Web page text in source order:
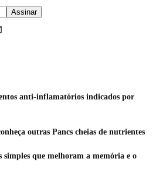
Assinar
anti-inflamatórios indicados por
outras Pancs cheias de nutrientes
que melhoram a memória e o